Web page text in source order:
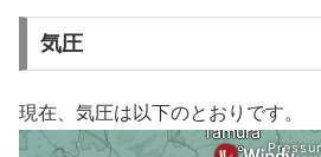
気圧
現在、気圧は以下のとおりです。